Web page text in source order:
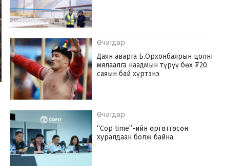
Өчигдөр
Даян аварга Б.Орхонбаярын цолны
мялаалга наадмын түрүү бөх ₮20
саяын бай хүртэнэ
Өчигдөр
“Cop time”-ийн өргөтгөсөн
хуралдаан болж байна